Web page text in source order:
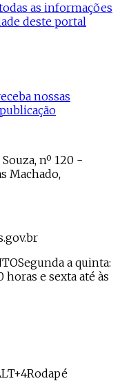
as informações
deste portal
nossas
nº 120 -
Machado,
Segunda a quinta:
horas e sexta até às
Rodapé